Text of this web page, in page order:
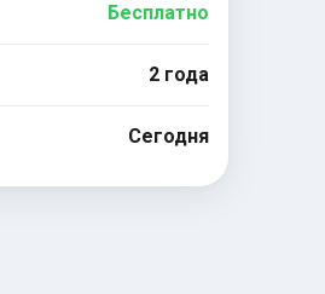
Бесплатно
2 года
Сегодня